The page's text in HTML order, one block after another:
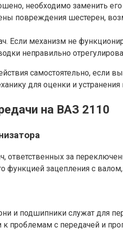
необходимо заменить
повреждения шестерен,
Если механизм не
неправильно
самостоятельно, если
для оценки и
на ВАЗ 2110
за
функцией зацепления с
и подшипники служат для
проблемам с передачей и